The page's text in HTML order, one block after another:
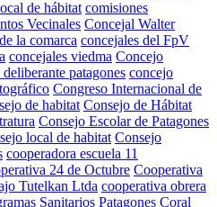
de hábitat comisiones
Vecinales Concejal Walter
la comarca concejales del FpV
concejales viedma Concejo
patagones concejo
Congreso Internacional de
de habitat Consejo de Hábitat
Consejo Escolar de Patagones
local de habitat Consejo
cooperadora escuela 11
24 de Octubre Cooperativa
Tutelkan Ltda cooperativa obrera
Sanitarios Patagones Coral